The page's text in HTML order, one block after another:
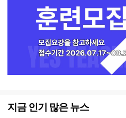
지금 인기 많은 뉴스